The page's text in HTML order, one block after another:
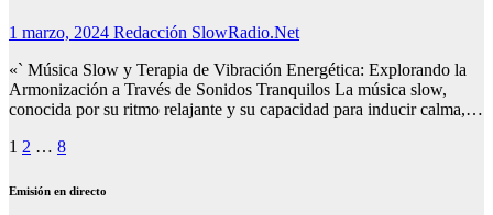
1 marzo, 2024 Redacción SlowRadio.Net
«` Música Slow y Terapia de Vibración Energética: Explorando la
Armonización a Través de Sonidos Tranquilos La música slow,
conocida por su ritmo relajante y su capacidad para inducir calma,…
Paginación
de
1 2 … 8
Emisión en directo